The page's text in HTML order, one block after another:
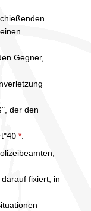
Gegner,
der den
40 *.
fixiert, in